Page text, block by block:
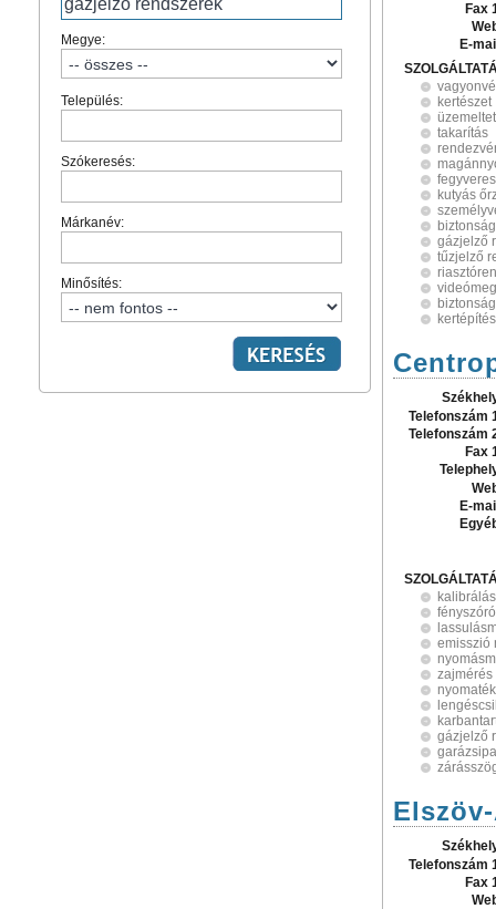
Megye:
Település:
Szókeresés:
Márkanév:
Minősítés:
Fax
E-
kertészet
takarítás
kutyás
gázjelző
tűzjelző
kertépítés
Telefonszám
Telefonszám
Fax
E-
kalibrálás
emisszió
zajmérés
gázjelző
Telefonszám
Fax